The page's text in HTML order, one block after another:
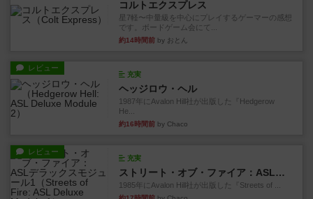
コルトエクスプレス
星7軽〜中量級を中心にプレイするゲーマーの感想
です。ボードゲーム会にて...
約14時間前 by おとん
レビュー
充実
ヘッジロウ・ヘル
1987年にAvalon Hill社が出版した『Hedgerow
He...
約16時間前 by Chaco
レビュー
充実
ストリート・オブ・ファイア：ASLデラックスモジュール1
1985年にAvalon Hill社が出版した『Streets of ...